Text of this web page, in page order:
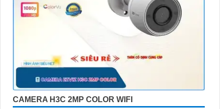
CAMERA H3C 2MP COLOR WIFI